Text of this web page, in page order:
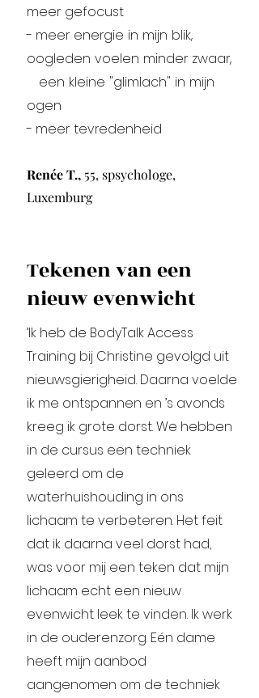
meer gefocust
- meer energie in mijn blik,
oogleden voelen minder zwaar,
een kleine "glimlach" in mijn
ogen
- meer tevredenheid
Renée T., 55, spsychologe,
Luxemburg
Tekenen van een
nieuw evenwicht
’Ik heb de BodyTalk Access
Training bij Christine gevolgd uit
nieuwsgierigheid. Daarna voelde
ik me ontspannen en ’s avonds
kreeg ik grote dorst. We hebben
in de cursus een techniek
geleerd om de
waterhuishouding in ons
lichaam te verbeteren. Het feit
dat ik daarna veel dorst had,
was voor mij een teken dat mijn
lichaam echt een nieuw
evenwicht leek te vinden. Ik werk
in de ouderenzorg. Eén dame
heeft mijn aanbod
aangenomen om de techniek